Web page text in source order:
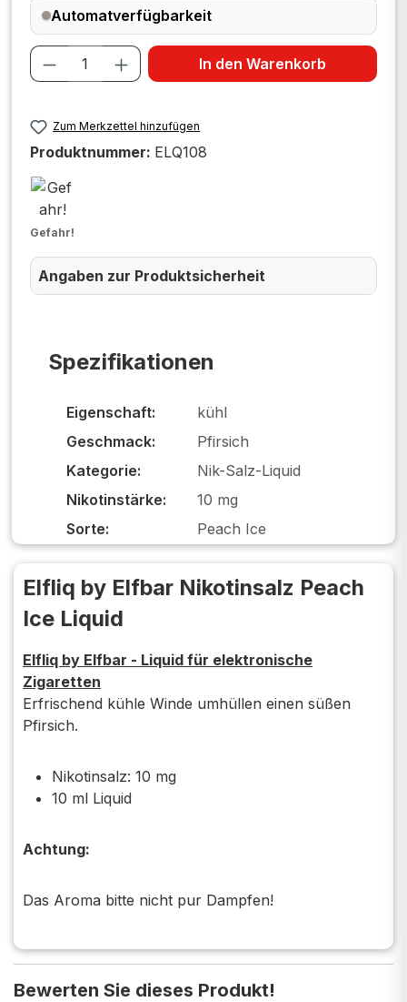
Spezifikationen
Eigenschaft:
kühl
Geschmack:
Pfirsich
Kategorie:
Nik-Salz-Liquid
Nikotinstärke:
10 mg
Sorte:
Peach Ice
Automatverfügbarkeit
Produkt Anzahl: Gib den
In den Warenkorb
Zum Merkzettel hinzufügen
Produktnummer: ELQ108
Gefahr!
Angaben zur Produktsicherheit
Elfliq by Elfbar Nikotinsalz Peach
Ice Liquid
Elfliq by Elfbar - Liquid für elektronische
Zigaretten
Erfrischend kühle Winde umhüllen einen süßen
Pfirsich.
Nikotinsalz: 10 mg
10 ml Liquid
Achtung:
Das Aroma bitte nicht pur Dampfen!
Bewerten Sie dieses Produkt!